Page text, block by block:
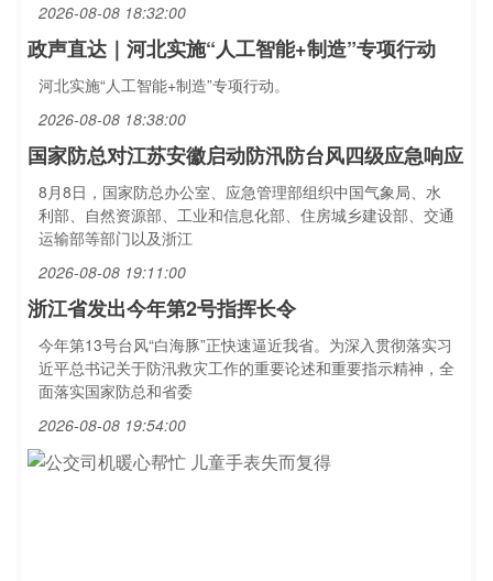
2026-08-08 18:32:00
政声直达｜河北实施“人工智能+制造”专项行动
河北实施“人工智能+制造”专项行动。
2026-08-08 18:38:00
国家防总对江苏安徽启动防汛防台风四级应急响应
8月8日，国家防总办公室、应急管理部组织中国气象局、水
利部、自然资源部、工业和信息化部、住房城乡建设部、交通
运输部等部门以及浙江
2026-08-08 19:11:00
浙江省发出今年第2号指挥长令
今年第13号台风“白海豚”正快速逼近我省。为深入贯彻落实习
近平总书记关于防汛救灾工作的重要论述和重要指示精神，全
面落实国家防总和省委
2026-08-08 19:54:00